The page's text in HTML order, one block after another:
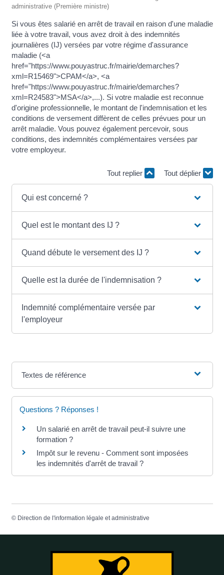
administrative (Première ministre)
Si vous êtes salarié en arrêt de travail en raison d'une maladie
liée à votre travail, vous avez droit à des indemnités
journalières (IJ) versées par votre régime d'assurance
maladie (<a
href="https://www.pouyastruc.fr/mairie/demarches?
xml=R15469">CPAM</a>, <a
href="https://www.pouyastruc.fr/mairie/demarches?
xml=R24583">MSA</a>,...). Si votre maladie est reconnue
d'origine professionnelle, le montant de l'indemnisation et les
conditions de versement diffèrent de celles prévues pour un
arrêt maladie. Vous pouvez également percevoir, sous
conditions, des indemnités complémentaires versées par
votre employeur.
Tout replier Tout déplier
Qui est concerné ?
Quel est le montant des IJ ?
Quand débute le versement des IJ ?
Quelle est la durée de l'indemnisation ?
Indemnité complémentaire versée par
l'employeur
Textes de référence
Questions ? Réponses !
Un salarié en arrêt de travail peut-il suivre une
formation ?
Impôt sur le revenu - Comment sont imposées
les indemnités d'arrêt de travail ?
© Direction de l'information légale et administrative